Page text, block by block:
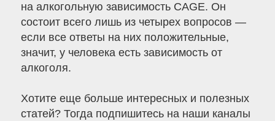
на алкогольную зависимость CAGE. Он
состоит всего лишь из четырех вопросов —
если все ответы на них положительные,
значит, у человека есть зависимость от
алкоголя.
Хотите еще больше интересных и полезных
статей? Тогда подпишитесь на наши каналы